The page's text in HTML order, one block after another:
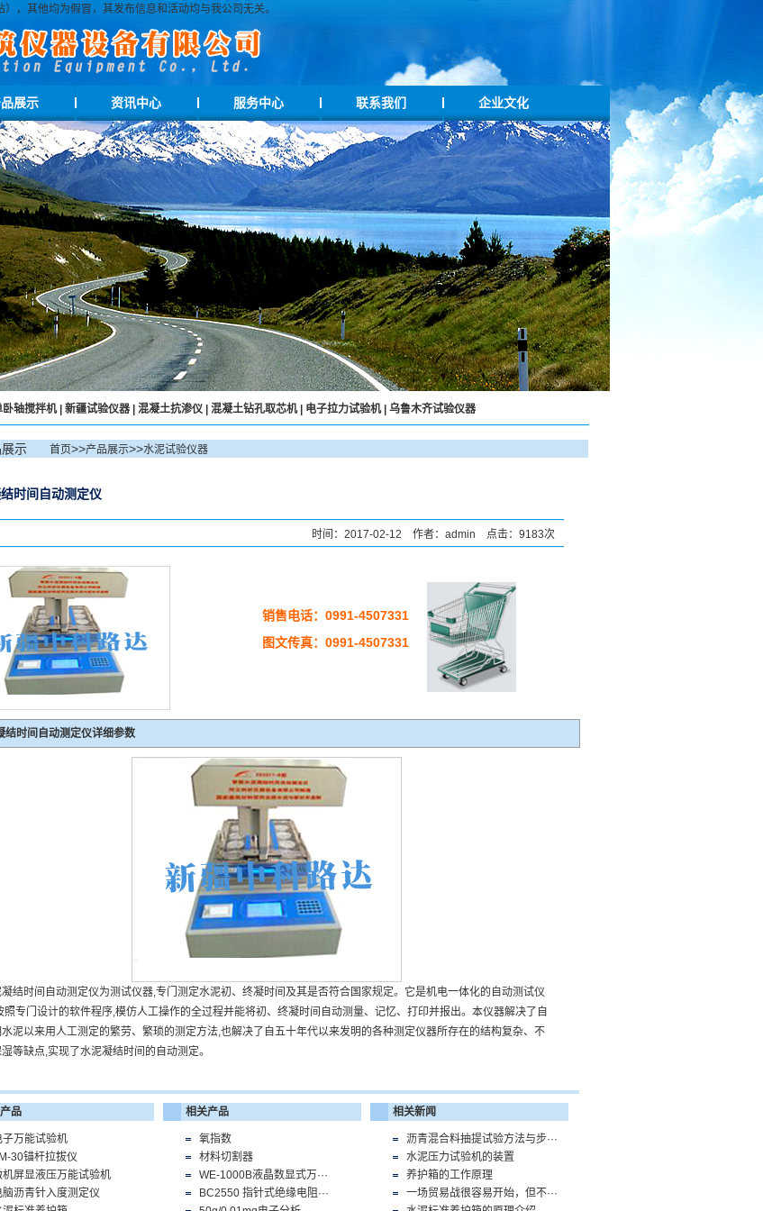
，其他均为假冒，其发布信息和活动均与我公司无关。
展示 资讯中心 服务中心 联系我们 企业文化
卧轴搅拌机| 新疆试验仪器| 混凝土抗渗仪| 混凝土钻孔取芯机| 电子拉力试验机| 乌鲁木齐试验仪器
示 首页>>产品展示>>水泥试验仪器
时间自动测定仪
时间：2017-02-12 作者：admin 点击：9183次
销售电话：0991-4507331
图文传真：0991-4507331
结时间自动测定仪详细参数
结时间自动测定仪为测试仪器,专门测定水泥初、终凝时间及其是否符合国家规定。它是机电一体化的自动测试仪
照专门设计的软件程序,模仿人工操作的全过程并能将初、终凝时间自动测量、记忆、打印并报出。本仪器解决了自
泥以来用人工测定的繁劳、繁琐的测定方法,也解决了自五十年代以来发明的各种测定仪器所存在的结构复杂、不
等缺点,实现了水泥凝结时间的自动测定。
品
子万能试验机
30锚杆拉拔仪
机屏显液压万能试验机
脑沥青针入度测定仪
相关产品
氧指数
材料切割器
WE-1000B液晶数显式万···
BC2550 指针式绝缘电阻···
相关新闻
沥青混合料抽提试验方法与步···
水泥压力试验机的装置
养护箱的工作原理
一场贸易战很容易开始，但不···